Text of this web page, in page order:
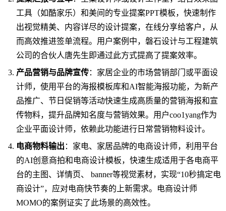
工具（如酷家乐）和美间的专业提案PPT模板，快速制作
出视觉精美、内容详尽的设计提案，在线分享给客户，从
而高效推进签单流程。用户案例中，磐石设计与工程建筑
公司的合伙人唐先生即通过此方式提高了提案效率。
产品营销与品牌宣传：家居企业的市场营销部门或平面设
计师，使用平台的海报模板库和AI智能海报功能，为新产
品推广、节日促销等活动快速生成高质量的营销海报和宣
传物料，提升品牌知名度与营销效果。用户coo1yang作为
企业平面设计师，依赖此功能进行日常营销物料设计。
电商物料输出 ：家电、家居品牌的电商设计师，利用平台
的AI创意商拍和电商设计模板，快速生成适用于各电商平
台的主图、详情页、 banner等视觉素材，实现“10秒搞定电
商设计”，应对电商快节奏的上新需求。电商设计师
MOMO的案例证实了此场景的高效性。